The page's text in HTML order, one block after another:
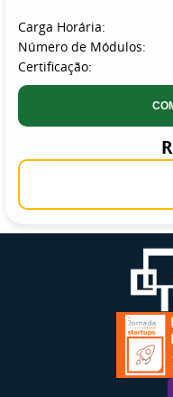
Carga Horária:
Número de Módulos:
Certificação: